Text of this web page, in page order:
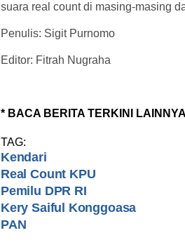
suara real count di masing-masing
Penulis: Sigit Purnomo
Editor: Fitrah Nugraha
* BACA BERITA TERKINI LAINNYA
TAG:
Kendari
Real Count KPU
Pemilu DPR RI
Kery Saiful Konggoasa
PAN